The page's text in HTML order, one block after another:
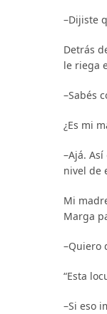
–Dijiste
Detrás
le riega
–Sabés
¿Es mi
–Ajá.
nivel de
Mi
Marga
–Quiero
“Esta
–Si eso